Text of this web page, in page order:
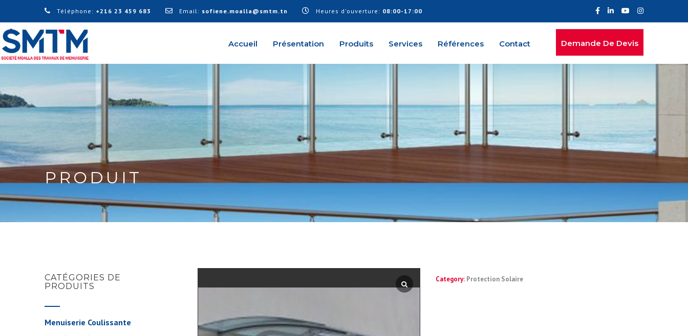
Téléphone: +216 23 459 683 Email: sofiene.moalla@smtm.tn Heures d'ouverture: 08:00-17:00
Accueil Présentation Produits Services Références Contact Demande De Devis
PRODUIT
CATÉGORIES DE
PRODUITS
Menuiserie Coulissante
Category: Protection Solaire